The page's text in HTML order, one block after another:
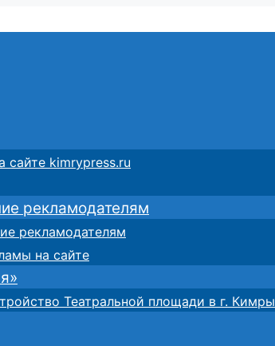
сайте kimrypress.ru
рекламодателям
рекламодателям
на сайте
Театральной площади в г. Кимры